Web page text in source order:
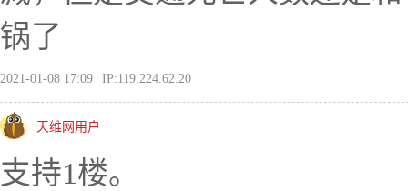
锅了
2021-01-08 17:09 IP:119.224.62.20
天维网用户
支持1楼。